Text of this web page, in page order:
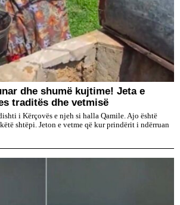
dhe shumë kujtime! Jeta e
traditës dhe vetmisë
i Kërçovës e njeh si halla Qamile. Ajo është
shtëpi. Jeton e vetme që kur prindërit i ndërruan